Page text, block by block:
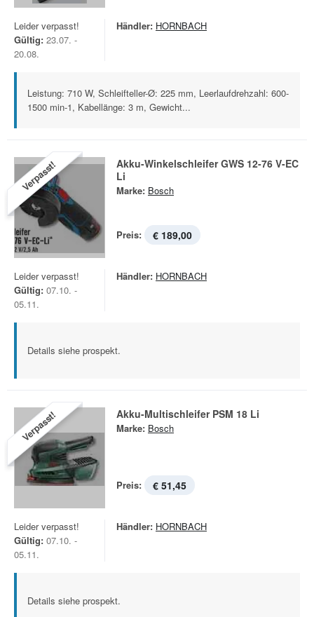
Leider verpasst!
Gültig: 23.07. -
20.08.
Händler: HORNBACH
Leistung: 710 W, Schleifteller-Ø: 225 mm, Leerlaufdrehzahl: 600-
1500 min-1, Kabellänge: 3 m, Gewicht...
Verpasst!
Akku-Winkelschleifer GWS 12-76 V-EC
Li
Marke: Bosch
Preis: € 189,00
Leider verpasst!
Gültig: 07.10. -
05.11.
Händler: HORNBACH
Details siehe prospekt.
Verpasst! Akku-Multischleifer PSM 18 Li
Marke: Bosch
Preis: € 51,45
Leider verpasst!
Gültig: 07.10. -
05.11.
Händler: HORNBACH
Details siehe prospekt.